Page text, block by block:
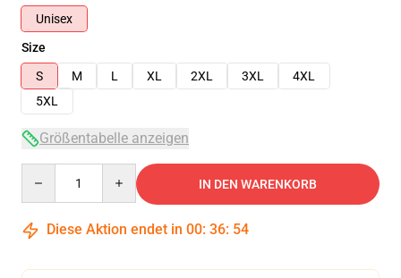
Unisex
Size
S
M L XL 2XL 3XL
4XL
5XL
Größentabelle anzeigen
IN DEN WARENKORB
Diese Aktion endet in 00: 36: 53